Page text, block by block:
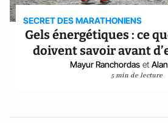
SECRET DES MARATHONIENS
Gels énergétiques : ce
doivent savoir avant
Mayur Ranchordas et
5 min de lecture